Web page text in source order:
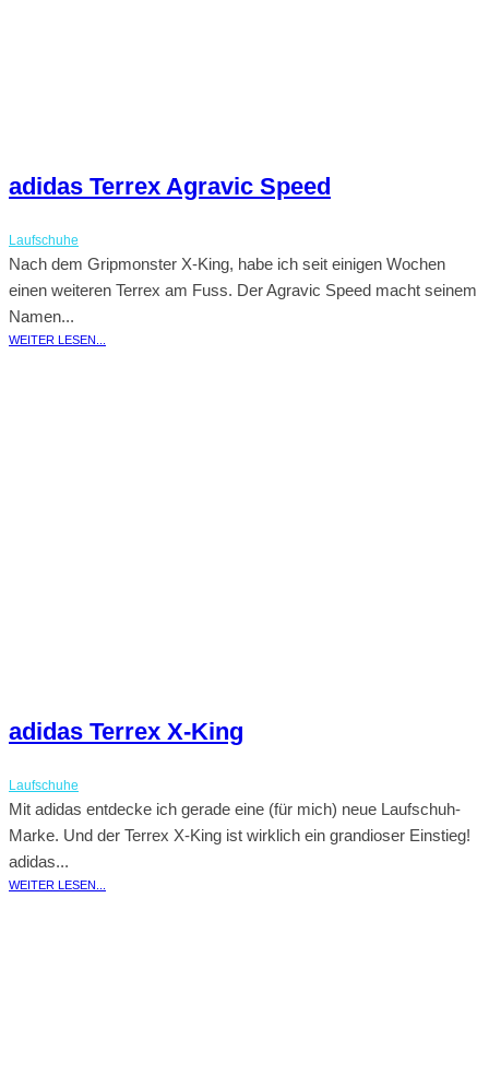
adidas Terrex Agravic Speed
Laufschuhe
Nach dem Gripmonster X-King, habe ich seit einigen Wochen
einen weiteren Terrex am Fuss. Der Agravic Speed macht seinem
Namen...
WEITER LESEN...
adidas Terrex X-King
Laufschuhe
Mit adidas entdecke ich gerade eine (für mich) neue Laufschuh-
Marke. Und der Terrex X-King ist wirklich ein grandioser Einstieg!
adidas...
WEITER LESEN...